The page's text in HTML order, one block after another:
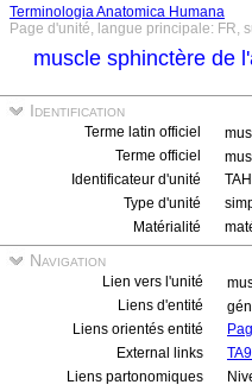
Terminologia Anatomica Humana
Page d'unité, langue principale: FR,
muscle sphinctère de
Identification
Terme latin officiel
Terme officiel
Identificateur d'unité
Type d'unité
Matérialité
Navigation
Lien vers l'unité
Liens d'entité
Liens orientés entité
External links
Liens partonomiques